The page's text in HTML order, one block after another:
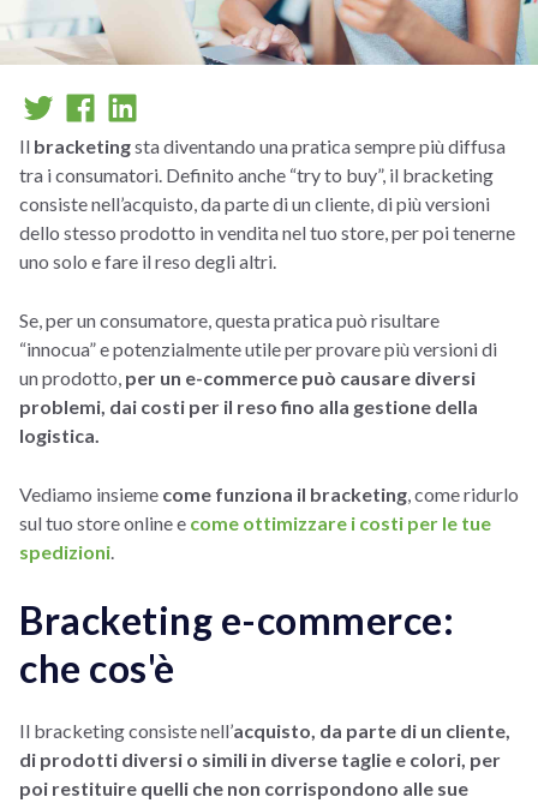
Il bracketingsta diventando una pratica sempre più diffusa
tra i consumatori. Definito anche “try to buy”, il bracketing
consiste nell’acquisto, da parte di un cliente, di più versioni
dello stesso prodotto in vendita nel tuo store, per poi tenerne
uno solo e fare il reso degli altri.
Se, per un consumatore, questa pratica può risultare
“innocua” e potenzialmente utile per provare più versioni di
un prodotto, per un e-commerce può causare diversi
problemi, dai costi per il reso fino alla gestione della
logistica.
Vediamo insieme come funziona il bracketing, come ridurlo
sul tuo store online e come ottimizzare i costi per le tue
spedizioni.
Bracketing e-commerce:
che cos'è
Il bracketing consiste nell’acquisto, da parte di un cliente,
di prodotti diversi o simili in diverse taglie e colori, per
poi restituire quelli che non corrispondono alle sue